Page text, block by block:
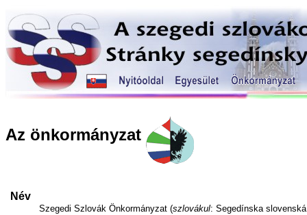
Az önkormányzat
Név
Szegedi Szlovák Önkormányzat (szlovákul: Segedínska